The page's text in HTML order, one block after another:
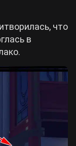
что
в